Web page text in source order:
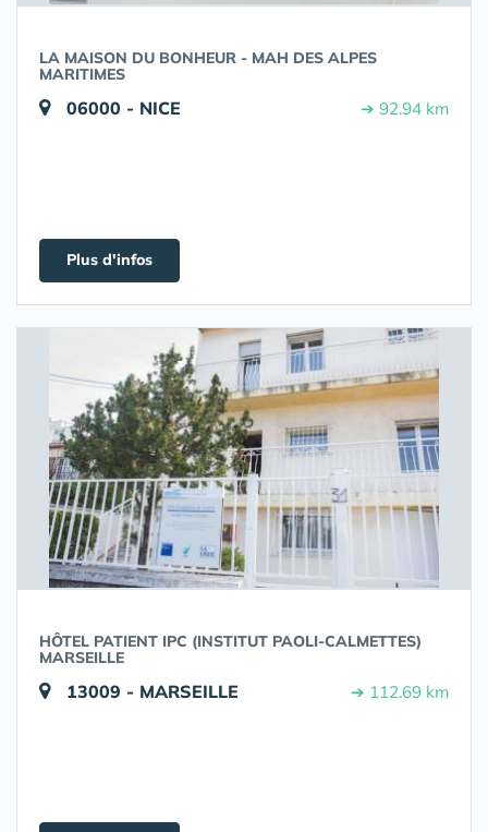
LA MAISON DU BONHEUR - MAH DES ALPES
MARITIMES
06000 - NICE ➔ 92.94 km
Plus d'infos
HÔTEL PATIENT IPC (INSTITUT PAOLI-CALMETTES)
MARSEILLE
13009 - MARSEILLE ➔ 112.69 km